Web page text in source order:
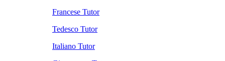
Francese Tutor
Tedesco Tutor
Italiano Tutor